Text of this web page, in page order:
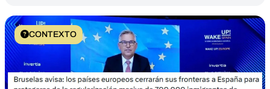
CONTEXTO